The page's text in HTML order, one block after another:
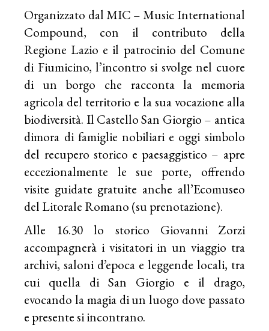
Organizzato dal MIC – Music International
Compound, con il contributo della
Regione Lazio e il patrocinio del Comune
di Fiumicino, l’incontro si svolge nel cuore
di un borgo che racconta la memoria
agricola del territorio e la sua vocazione alla
biodiversità. Il Castello San Giorgio – antica
dimora di famiglie nobiliari e oggi simbolo
del recupero storico e paesaggistico – apre
eccezionalmente le sue porte, offrendo
visite guidate gratuite anche all’Ecomuseo
del Litorale Romano (su prenotazione).
Alle 16.30 lo storico Giovanni Zorzi
accompagnerà i visitatori in un viaggio tra
archivi, saloni d’epoca e leggende locali, tra
cui quella di San Giorgio e il drago,
evocando la magia di un luogo dove passato
e presente si incontrano.